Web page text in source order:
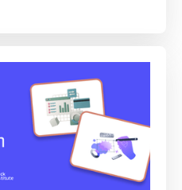
yoluyla-